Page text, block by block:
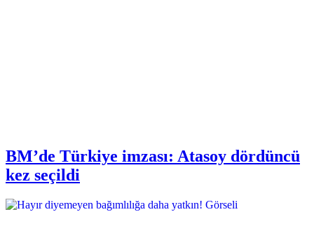
BM’de Türkiye imzası: Atasoy dördüncü
kez seçildi